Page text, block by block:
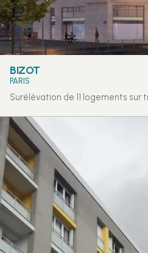
BIZOT
PARIS
Surélévation de 11 logements sur